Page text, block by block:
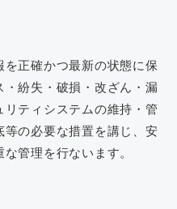
正確かつ最新の状態に保
紛失・破損・改ざん・漏
ティシステムの維持・管
の必要な措置を講じ、安
管理を行ないます。